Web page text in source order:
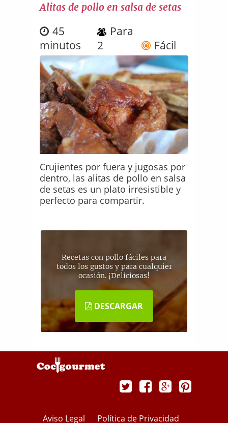
Alitas de pollo en salsa de setas
45
minutos
Para
2
Fácil
Crujientes por fuera y jugosas por
dentro, las alitas de pollo en salsa
de setas es un plato irresistible y
perfecto para compartir.
Recetas con pollo fáciles para
todos los gustos y para cualquier
ocasión. ¡Deliciosas!
DESCARGAR
Aviso Legal Política de Privacidad